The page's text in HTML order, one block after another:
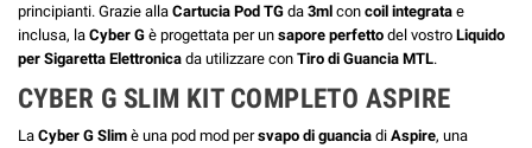
principianti. Grazie alla Cartucia Pod TG da 3ml con coil integrata e
inclusa, la Cyber G è progettata per un sapore perfetto del vostro Liquido
per Sigaretta Elettronica da utilizzare con Tiro di Guancia MTL.
CYBER G SLIM KIT COMPLETO ASPIRE
La Cyber G Slim è una pod mod persvapo di guancia di Aspire, una